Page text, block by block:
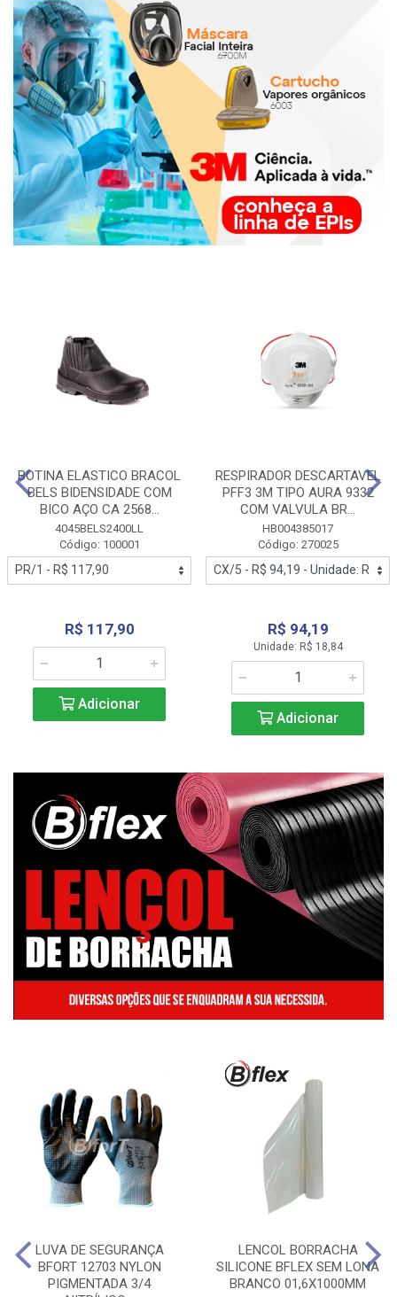
BOTINA ELASTICO BRACOL
BELS BIDENSIDADE COM
BICO AÇO CA 2568...
4045BELS2400LL
Código: 100001
R$ 117,90
Adicionar
RESPIRADOR DESCARTAVEL
PFF3 3M TIPO AURA 9332
COM VALVULA BR...
HB004385017
Código: 270025
R$ 94,19
Unidade: R$ 18,84
Adicionar
LUVA DE SEGURANÇA
BFORT 12703 NYLON
PIGMENTADA 3/4
LENCOL BORRACHA
SILICONE BFLEX SEM LONA
BRANCO 01,6X1000MM